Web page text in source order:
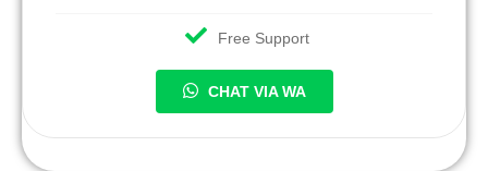
Free Support
CHAT VIA WA